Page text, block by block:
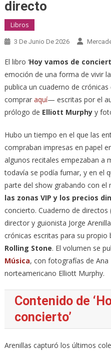
directo
Libros
3 De Junio De 2026
El libro ‘Hoy vamos de
emoción de una forma de vivir
publica un cuaderno de
comprar aquí— escritas por el
prólogo de Elliott Murphyy
Hubo un tiempo en el que las
compraban impresas en papel
algunos recitales empezaban a
todavía se podía fumar, y en el
parte del show grabando con
las zonas VIP y los precios
concierto. Cuaderno de directos
director y guionista Jorge
crónicas escritas para su propio
Rolling Stone. El volumen se
Música, con fotografías de
norteamericano Elliott Murphy.
Contenido de
concierto’
Arenillas capturó los últimos